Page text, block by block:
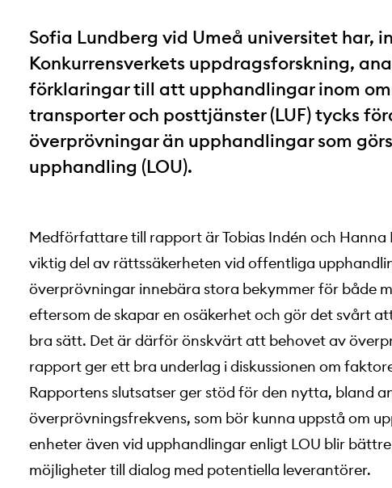
Sofia Lundberg vid Umeå universitet har,
Konkurrensverkets uppdragsforskning,
förklaringar till att upphandlingar inom
transporter och posttjänster (LUF) tycks
överprövningar än upphandlingar som
upphandling (LOU).
Medförfattare till rapport är Tobias Indén och
viktig del av rättssäkerheten vid offentliga
överprövningar innebära stora bekymmer för både
eftersom de skapar en osäkerhet och gör det svårt
bra sätt. Det är därför önskvärt att behovet av
rapport ger ett bra underlag i diskussionen om
Rapportens slutsatser ger stöd för den nytta, bland
överprövningsfrekvens, som bör kunna uppstå om
enheter även vid upphandlingar enligt LOU blir
möjligheter till dialog med potentiella leverantörer.